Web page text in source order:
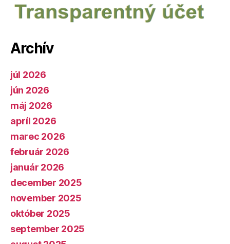
Archív
júl 2026
jún 2026
máj 2026
apríl 2026
marec 2026
február 2026
január 2026
december 2025
november 2025
október 2025
september 2025